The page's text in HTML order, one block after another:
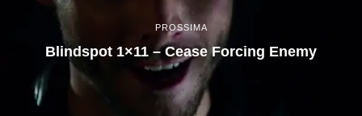
PROSSIMA
Blindspot 1×11 – Cease Forcing Enemy